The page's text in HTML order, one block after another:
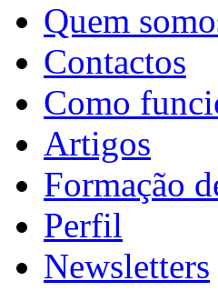
Quem
Contactos
Como
Artigos
Formação
Perfil
Newsletters